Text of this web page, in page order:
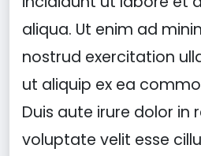
aliqua. Ut enim ad
nostrud exercitation
ut aliquip ex ea
Duis aute irure dolor in
voluptate velit esse